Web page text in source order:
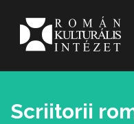
Scriitorii